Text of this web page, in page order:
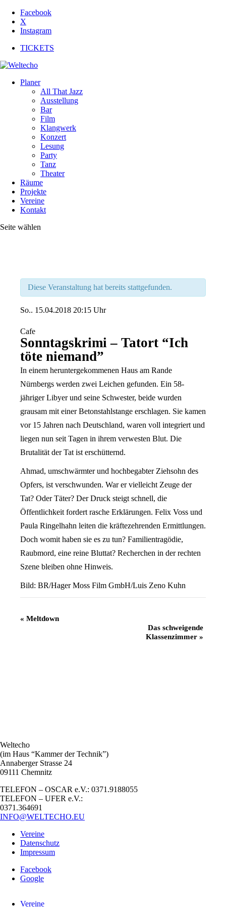
Facebook
X
Instagram
TICKETS
Planer
All That Jazz
Ausstellung
Bar
Film
Klangwerk
Konzert
Lesung
Party
Tanz
Theater
Räume
Projekte
Vereine
Kontakt
Seite wählen
Diese Veranstaltung hat bereits stattgefunden.
So.. 15.04.2018 20:15 Uhr
Cafe
Sonntagskrimi – Tatort “Ich
töte niemand”
In einem heruntergekommenen Haus am Rande
Nürnbergs werden zwei Leichen gefunden. Ein 58-
jähriger Libyer und seine Schwester, beide wurden
grausam mit einer Betonstahlstange erschlagen. Sie kamen
vor 15 Jahren nach Deutschland, waren voll integriert und
liegen nun seit Tagen in ihrem verwesten Blut. Die
Brutalität der Tat ist erschütternd.
Ahmad, umschwärmter und hochbegabter Ziehsohn des
Opfers, ist verschwunden. War er vielleicht Zeuge der
Tat? Oder Täter? Der Druck steigt schnell, die
Öffentlichkeit fordert rasche Erklärungen. Felix Voss und
Paula Ringelhahn leiten die kräftezehrenden Ermittlungen.
Doch womit haben sie es zu tun? Familientragödie,
Raubmord, eine reine Bluttat? Recherchen in der rechten
Szene bleiben ohne Hinweis.
Bild: BR/Hager Moss Film GmbH/Luis Zeno Kuhn
Veranstaltung
« Meltdown
Das schweigende
Klassenzimmer »
Weltecho
(im Haus “Kammer der Technik”)
Annaberger Strasse 24
09111 Chemnitz
TELEFON – OSCAR e.V.: 0371.9188055
TELEFON – UFER e.V.:
0371.364691
INFO@WELTECHO.EU
Vereine
Datenschutz
Impressum
Facebook
Google
Vereine